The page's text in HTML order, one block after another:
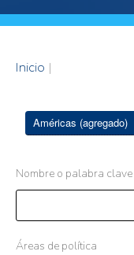
Inicio |
Américas (agregado)
Nombre o palabra clave
Áreas de política